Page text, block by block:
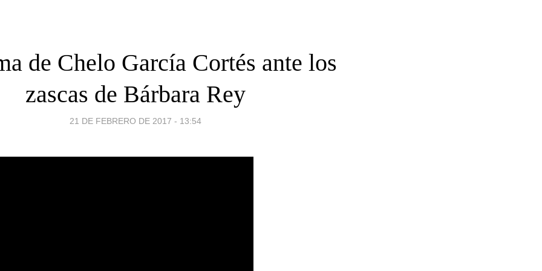
de Chelo García Cortés ante los
zascas de Bárbara Rey
21 DE FEBRERO DE 2017 - 13:54